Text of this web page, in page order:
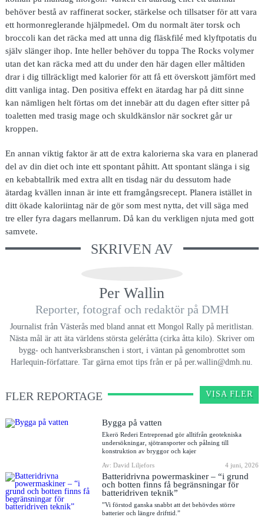
behöver bestå av raffinerat socker, stärkelse och tillsatser för att vara
ett hormonreglerande hjälpmedel. Om du normalt äter torsk och
broccoli kan det räcka med att unna dig fläskfilé med klyftpotatis du
själv slänger ihop. Inte heller behöver du toppa The Rocks volymer
utan det kan räcka med att du under den här dagen eller måltiden
drar i dig tillräckligt med kalorier för att få ett överskott jämfört med
ditt vanliga intag. Den positiva effekt en ätardag har på ditt sinne
kan nämligen helt förtas om det innebär att du dagen efter sitter på
toaletten med trasig mage och skuldkänslor när sockret går ur
kroppen.
En annan viktig faktor är att de extra kalorierna ska vara en planerad
del av din diet och inte ett spontant påhitt. Att spontant slänga i sig
en kebabtallrik med extra allt en tisdag när du dessutom hade
ätardag kvällen innan är inte ett framgångsrecept. Planera istället in
ditt ökade kaloriintag när de gör som mest nytta, det vill säga med
tre eller fyra dagars mellanrum. Då kan du verkligen njuta med gott
samvete.
SKRIVEN AV
Per Wallin
Reporter, fotograf och redaktör på DMH
Journalist från Västerås med bland annat ett Mongol Rally på meritlistan.
Nästa mål är att äta världens största geléråtta (cirka åtta kilo). Skriver om
bygg- och hantverksbranschen i stort, i väntan på genombrottet som
Harlequin-författare. Tar gärna emot tips från er på per.wallin@dmh.nu.
FLER REPORTAGE VISA FLER
Bygga på vatten
Ekerö Rederi Entreprenad gör alltifrån geotekniska
undersökningar, sjötransporter och pålning till
konstruktion av bryggor och kajer
Av: David Liljefors
4 juni, 2026
Batteridrivna powermaskiner – “i grund
och botten finns få begränsningar för
batteridriven teknik”
”Vi förstod ganska snabbt att det behövdes större
batterier och längre drifttid.”